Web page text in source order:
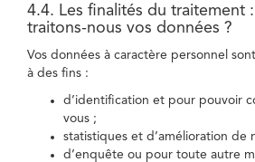
4.4. Les finalités du traitement
traitons-nous vos données ?
Vos données à caractère personnel
à des fins :
d’identification et pour pouvoir
vous ;
statistiques et d’amélioration de
d’enquête ou pour toute autre